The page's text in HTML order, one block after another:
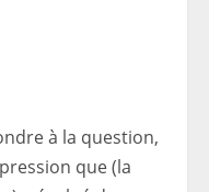
à la question,
que (la